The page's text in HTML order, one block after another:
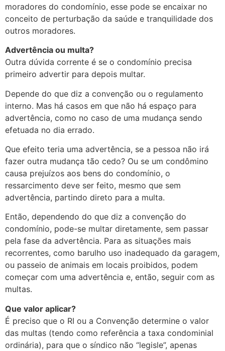
moradores do condomínio, esse pode se encaixar no
conceito de perturbação da saúde e tranquilidade dos
outros moradores.
Advertência ou multa?
Outra dúvida corrente é se o condomínio precisa
primeiro advertir para depois multar.
Depende do que diz a convenção ou o regulamento
interno. Mas há casos em que não há espaço para
advertência, como no caso de uma mudança sendo
efetuada no dia errado.
Que efeito teria uma advertência, se a pessoa não irá
fazer outra mudança tão cedo? Ou se um condômino
causa prejuízos aos bens do condomínio, o
ressarcimento deve ser feito, mesmo que sem
advertência, partindo direto para a multa.
Então, dependendo do que diz a convenção do
condomínio, pode-se multar diretamente, sem passar
pela fase da advertência. Para as situações mais
recorrentes, como barulho uso inadequado da garagem,
ou passeio de animais em locais proibidos, podem
começar com uma advertência e, então, seguir com as
multas.
Que valor aplicar?
É preciso que o RI ou a Convenção determine o valor
das multas (tendo como referência a taxa condominial
ordinária), para que o síndico não “legisle”, apenas